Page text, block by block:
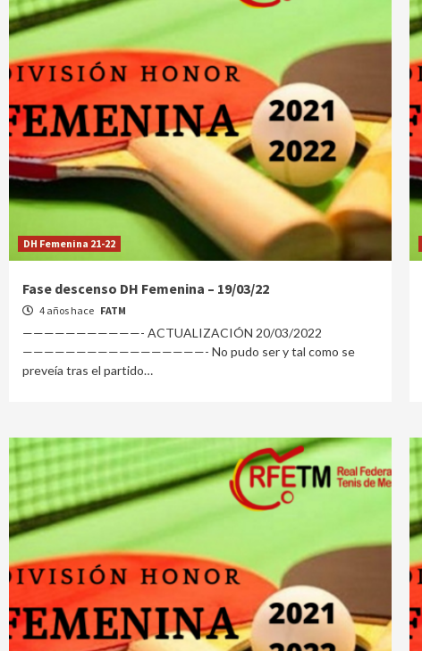
DH Femenina 21-22
Fase descenso DH Femenina – 19/03/22
4 años hace FATM
———————————- ACTUALIZACIÓN 20/03/2022
—————————————————- No pudo ser y tal como se
preveía tras el partido